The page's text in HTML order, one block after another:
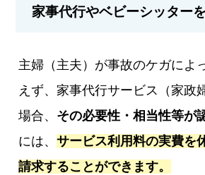
家事代行やベビーシッター
主婦（主夫）が事故のケガによ
えず、家事代行サービス（家政
場合、 その必要性・相当性等が
には、サービス利用料の実費を
請求することができます。